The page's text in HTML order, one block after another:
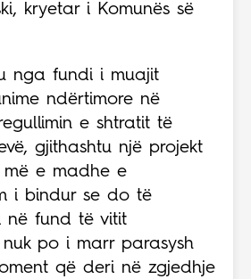
kryetar i Komunës së
nga fundi i muajit
ndërtimore në
e shtratit të
gjithashtu një projekt
më e madhe e
i bindur se do të
në fund të vitit
po i marr parasysh
që deri në zgjedhje